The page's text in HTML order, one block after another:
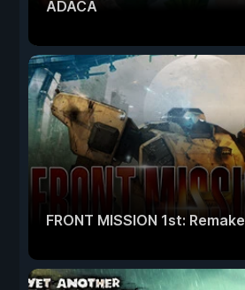
ADACA
FRONT MISSION 1st: Remake